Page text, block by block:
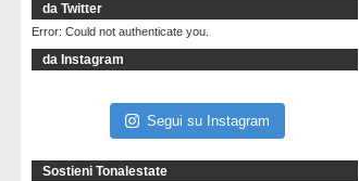
da Twitter
Error: Could not authenticate you.
da Instagram
Segui su Instagram
Sostieni Tonalestate